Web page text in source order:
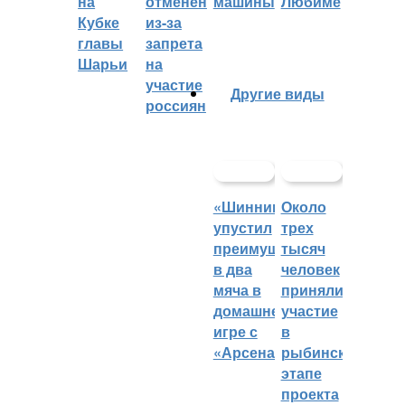
Кубке
главы
Шарьи
из-за
запрета
на
участие
россиян
Другие виды
«Шинник»
упустил
преимущество
в два
мяча в
домашней
игре с
«Арсеналом»
Около
трех
тысяч
человек
приняли
участие
в
рыбинском
этапе
проекта